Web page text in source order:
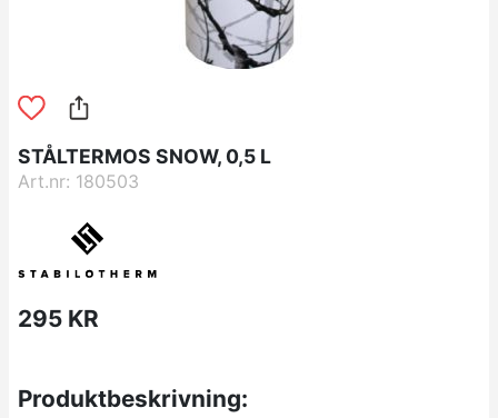
STÅLTERMOS SNOW, 0,5 L
Art.nr: 180503
295 KR
Produktbeskrivning: